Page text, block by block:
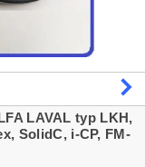
LAVAL typ LKH,
SolidC, i-CP, FM-